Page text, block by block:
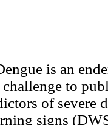
is an
challenge to
of
signs